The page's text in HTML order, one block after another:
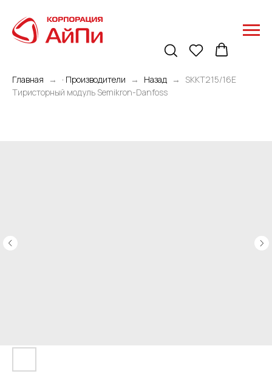
Главная · Производители Назад
SKKT215/16E
Тиристорный модуль Semikron-Danfoss